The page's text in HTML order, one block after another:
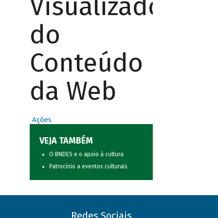
Visualizador
do
Conteúdo
da Web
Ações
VEJA TAMBÉM
O BNDES e o apoio à cultura
Patrocínio a eventos culturais
Redes Sociais